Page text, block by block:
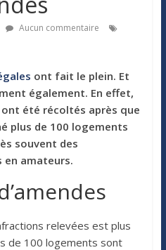
Aucun commentaire
ont fait le plein. Et
également. En effet,
ont été récoltés après que
plus de 100 logements
souvent des
en amateurs.
relevées est plus
de 100 logements sont